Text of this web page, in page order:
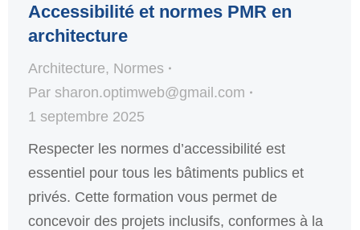
Accessibilité et normes PMR en
architecture
Architecture, Normes
Par sharon.optimweb@gmail.com
1 septembre 2025
Respecter les normes d’accessibilité est
essentiel pour tous les bâtiments publics et
privés. Cette formation vous permet de
concevoir des projets inclusifs, conformes à la